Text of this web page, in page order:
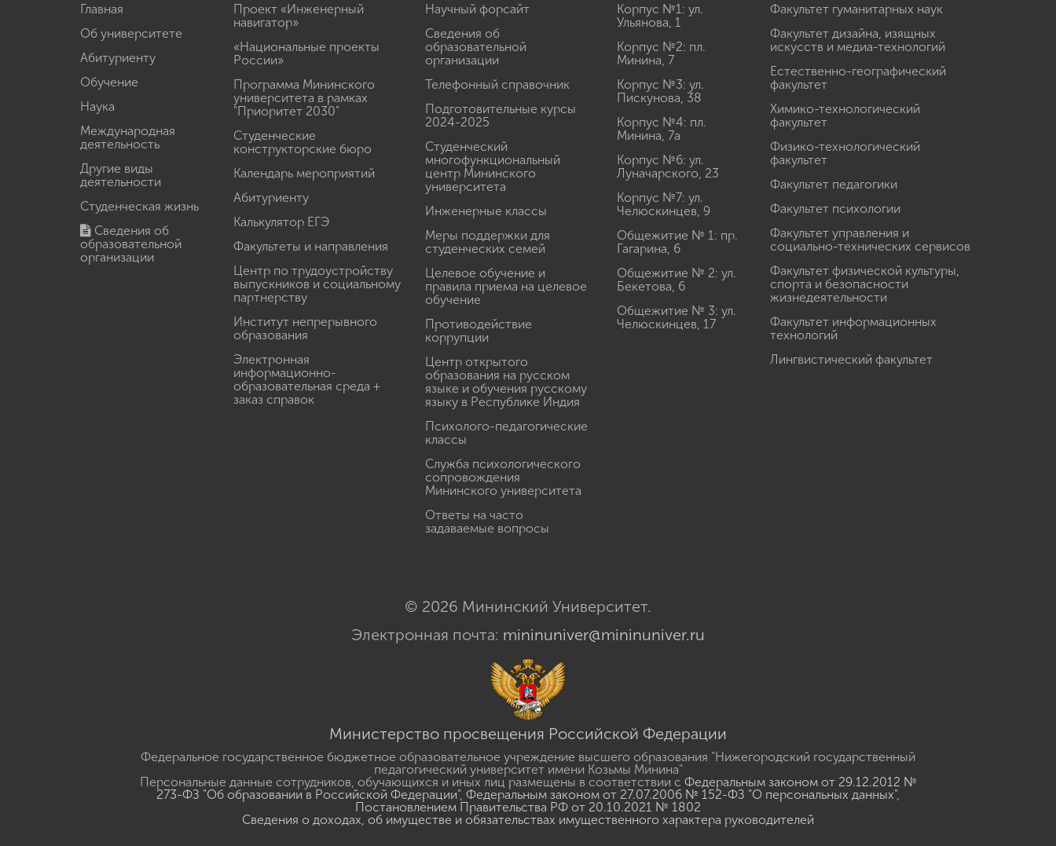
Главная
Об университете
Абитуриенту
Обучение
Наука
Международная
деятельность
Другие виды
деятельности
Студенческая жизнь
Сведения об
образовательной
организации
Проект «Инженерный
навигатор»
«Национальные проекты
России»
Программа Мининского
университета в рамках
"Приоритет 2030"
Студенческие
конструкторские бюро
Календарь мероприятий
Абитуриенту
Калькулятор ЕГЭ
Факультеты и направления
Центр по трудоустройству
выпускников и социальному
партнерству
Институт непрерывного
образования
Электронная
информационно-
образовательная среда +
заказ справок
Научный форсайт
Сведения об
образовательной
организации
Телефонный справочник
Подготовительные курсы
2024-2025
Студенческий
многофункциональный
центр Мининского
университета
Инженерные классы
Меры поддержки для
студенческих семей
Целевое обучение и
правила приема на целевое
обучение
Противодействие
коррупции
Центр открытого
образования на русском
языке и обучения русскому
языку в Республике Индия
Психолого-педагогические
классы
Служба психологического
сопровождения
Мининского университета
Ответы на часто
задаваемые вопросы
Корпус №1: ул.
Ульянова, 1
Корпус №2: пл.
Минина, 7
Корпус №3: ул.
Пискунова, 38
Корпус №4: пл.
Минина, 7а
Корпус №6: ул.
Луначарского, 23
Корпус №7: ул.
Челюскинцев, 9
Общежитие № 1: пр.
Гагарина, 6
Общежитие № 2: ул.
Бекетова, 6
Общежитие № 3: ул.
Челюскинцев, 17
Факультет гуманитарных наук
Факультет дизайна, изящных
искусств и медиа-технологий
Естественно-географический
факультет
Химико-технологический
факультет
Физико-технологический
факультет
Факультет педагогики
Факультет психологии
Факультет управления и
социально-технических сервисов
Факультет физической культуры,
спорта и безопасности
жизнедеятельности
Факультет информационных
технологий
Лингвистический факультет
© 2026 Мининский Университет.
Электронная почта: mininuniver@mininuniver.ru
Министерство просвещения Российской Федерации
Федеральное государственное бюджетное образовательное учреждение высшего образования "Нижегородский государственный
педагогический университет имени Козьмы Минина"
Персональные данные сотрудников, обучающихся и иных лиц размещены в соответствии с Федеральным законом от 29.12.2012 №
273-ФЗ "Об образовании в Российской Федерации", Федеральным законом от 27.07.2006 № 152-ФЗ "О персональных данных",
Постановлением Правительства РФ от 20.10.2021 № 1802
Сведения о доходах, об имуществе и обязательствах имущественного характера руководителей